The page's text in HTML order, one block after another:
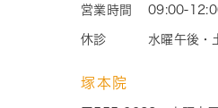
営業時間 09:00-
休診 水曜午後・
塚本院